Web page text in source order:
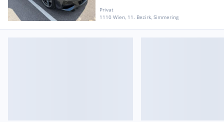
Privat
1110 Wien, 11. Bezirk, Simmering